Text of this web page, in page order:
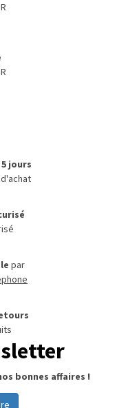
jours
par
bonnes affaires !